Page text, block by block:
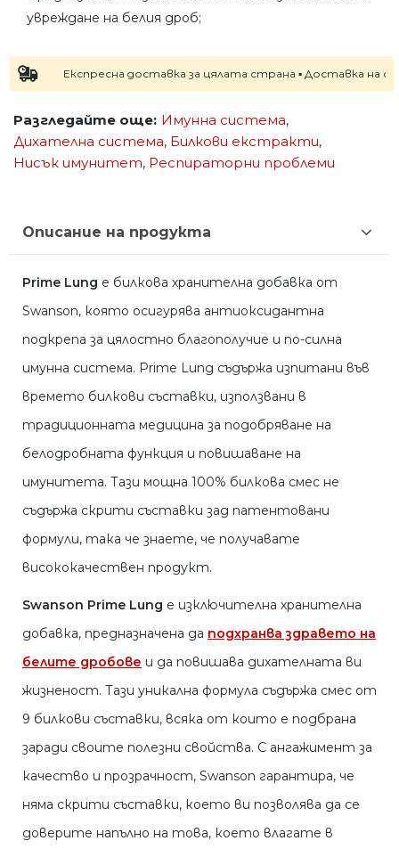
увреждане на белия дроб;
Експресна доставка за цялата страна ▪ Доставка на
Разгледайте още: Имунна система,
Дихателна система, Билкови екстракти,
Нисък имунитет, Респираторни проблеми
Описание на продукта
Prime Lung е билкова хранителна добавка от
Swanson, която осигурява антиоксидантна
подкрепа за цялостно благополучие и по-силна
имунна система. Prime Lung съдържа изпитани във
времето билкови съставки, използвани в
традиционната медицина за подобряване на
белодробната функция и повишаване на
имунитета. Тази мощна 100% билкова смес не
съдържа скрити съставки зад патентовани
формули, така че знаете, че получавате
висококачествен продукт.
Swanson Prime Lung е изключителна хранителна
добавка, предназначена да подхранва здравето на
белите дробове и да повишава дихателната ви
жизненост. Тази уникална формула съдържа смес от
9 билкови съставки, всяка от които е подбрана
заради своите полезни свойства. С ангажимент за
качество и прозрачност, Swanson гарантира, че
няма скрити съставки, което ви позволява да се
доверите напълно на това, което влагате в